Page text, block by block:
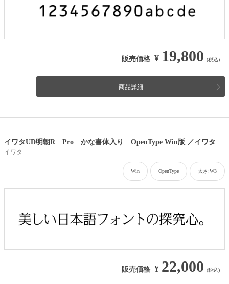
販売価格 ¥ 19,800 (税込)
商品詳細
イワタUD明朝R Pro かな書体入り OpenType Win版 ／イワタ
イワタ
Win OpenType 太さ:W3
販売価格 ¥ 22,000 (税込)